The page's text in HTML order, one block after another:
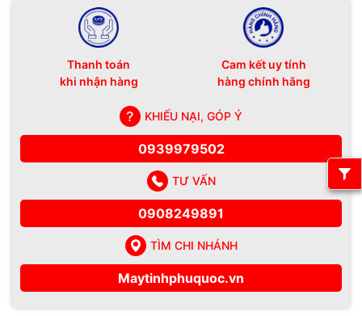
Thanh toán
khi nhận hàng
Cam kết uy tính
hàng chính hãng
KHIẾU NẠI, GÓP Ý
0939979502
TƯ VẤN
0908249891
TÌM CHI NHÁNH
Maytinhphuquoc.vn